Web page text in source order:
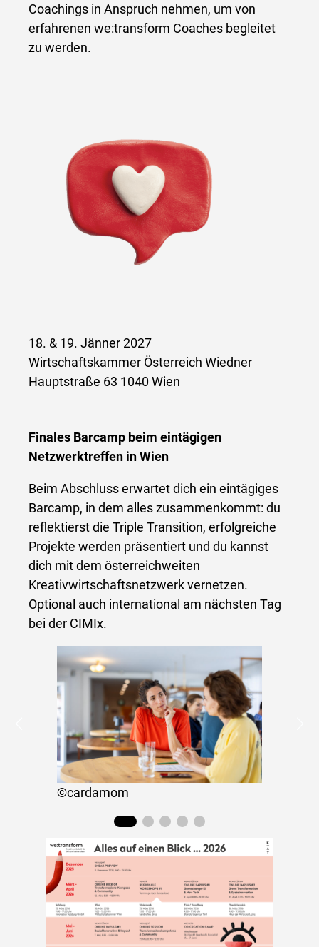
Coachings in Anspruch nehmen, um von
erfahrenen we:transform Coaches begleitet
zu werden.
18. & 19. Jänner 2027
Wirtschaftskammer Österreich Wiedner
Hauptstraße 63 1040 Wien
Finales Barcamp beim eintägigen
Netzwerktreffen in Wien
Beim Abschluss erwartet dich ein eintägiges
Barcamp, in dem alles zusammenkommt: du
reflektierst die Triple Transition, erfolgreiche
Projekte werden präsentiert und du kannst
dich mit dem österreichweiten
Kreativwirtschaftsnetzwerk vernetzen.
Optional auch international am nächsten Tag
bei der CIMIx.
©cardamom